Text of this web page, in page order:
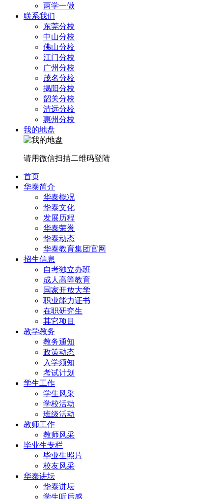
两学一做
联系我们
东莞分校
中山分校
佛山分校
江门分校
广州分校
茂名分校
揭阳分校
韶关分校
清远分校
惠州分校
我的地盘
请用微信扫描二维码登陆
首页
华泰简介
华泰概况
华泰文化
发展历程
华泰荣誉
华泰动态
华泰教育集团官网
招生信息
自考独立办班
成人高等教育
国家开放大学
职业能力证书
在职研究生
其它项目
教学教务
教务通知
政策动态
入学须知
考试计划
学生工作
学生风采
学校活动
班级活动
教师工作
教师风采
毕业生专栏
毕业生照片
校友风采
华泰讲坛
华泰讲坛
学生听后感